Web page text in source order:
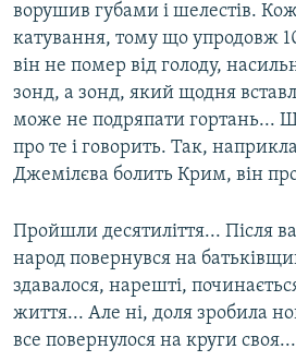
ворушив губами і шелестів.
катування, тому що упродовж
він не помер від голоду,
зонд, а зонд, який щодня
може не подряпати гортань...
про те і говорить. Так,
Джемілєва болить Крим, він
Пройшли десятиліття... Після
народ повернувся на
здавалося, нарешті,
життя... Але ні, доля зробила
все повернулося на круги своя...